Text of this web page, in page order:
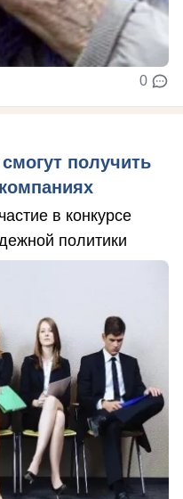
0
получить
в конкурсе
политики